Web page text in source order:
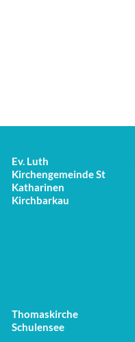
Ev. Luth
Kirchengemeinde St
Katharinen
Kirchbarkau
Thomaskirche
Schulensee